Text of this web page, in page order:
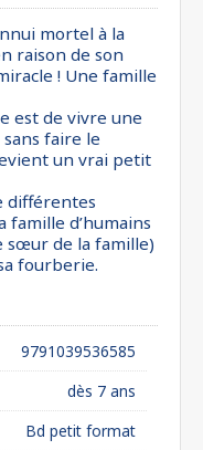
mortel à la
raison de son
! Une famille
est de vivre une
faire le
un vrai petit
différentes
famille d’humains
sœur de la famille)
fourberie.
9791039536585
dès 7 ans
Bd petit format